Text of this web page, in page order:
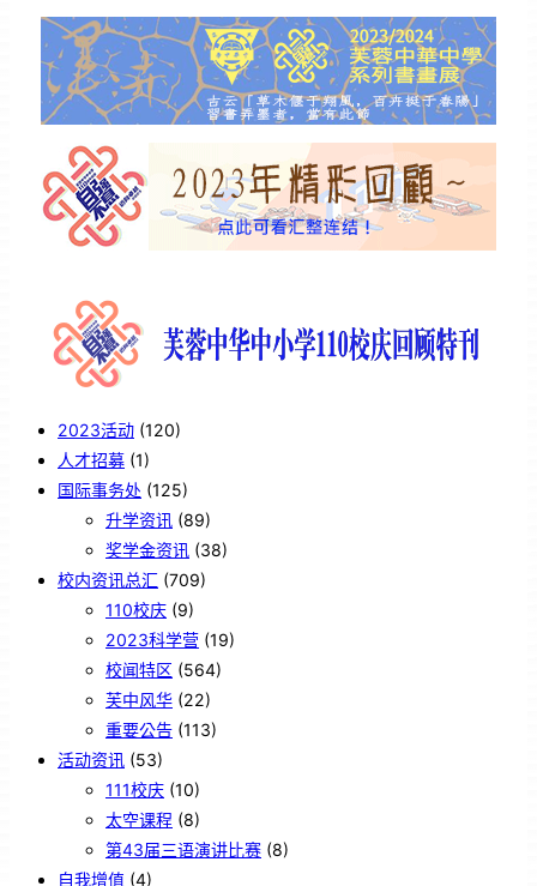
2023活动 (120)
人才招募 (1)
国际事务处 (125)
升学资讯 (89)
奖学金资讯 (38)
校内资讯总汇 (709)
110校庆 (9)
2023科学营 (19)
校闻特区 (564)
芙中风华 (22)
重要公告 (113)
活动资讯 (53)
111校庆 (10)
太空课程 (8)
第43届三语演讲比赛 (8)
自我增值 (4)